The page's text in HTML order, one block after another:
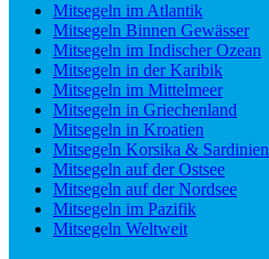
Mitsegeln im Atlantik
Mitsegeln Binnen Gewässer
Mitsegeln im Indischer Ozean
Mitsegeln in der Karibik
Mitsegeln im Mittelmeer
Mitsegeln in Griechenland
Mitsegeln in Kroatien
Mitsegeln Korsika & Sardinien
Mitsegeln auf der Ostsee
Mitsegeln auf der Nordsee
Mitsegeln im Pazifik
Mitsegeln Weltweit